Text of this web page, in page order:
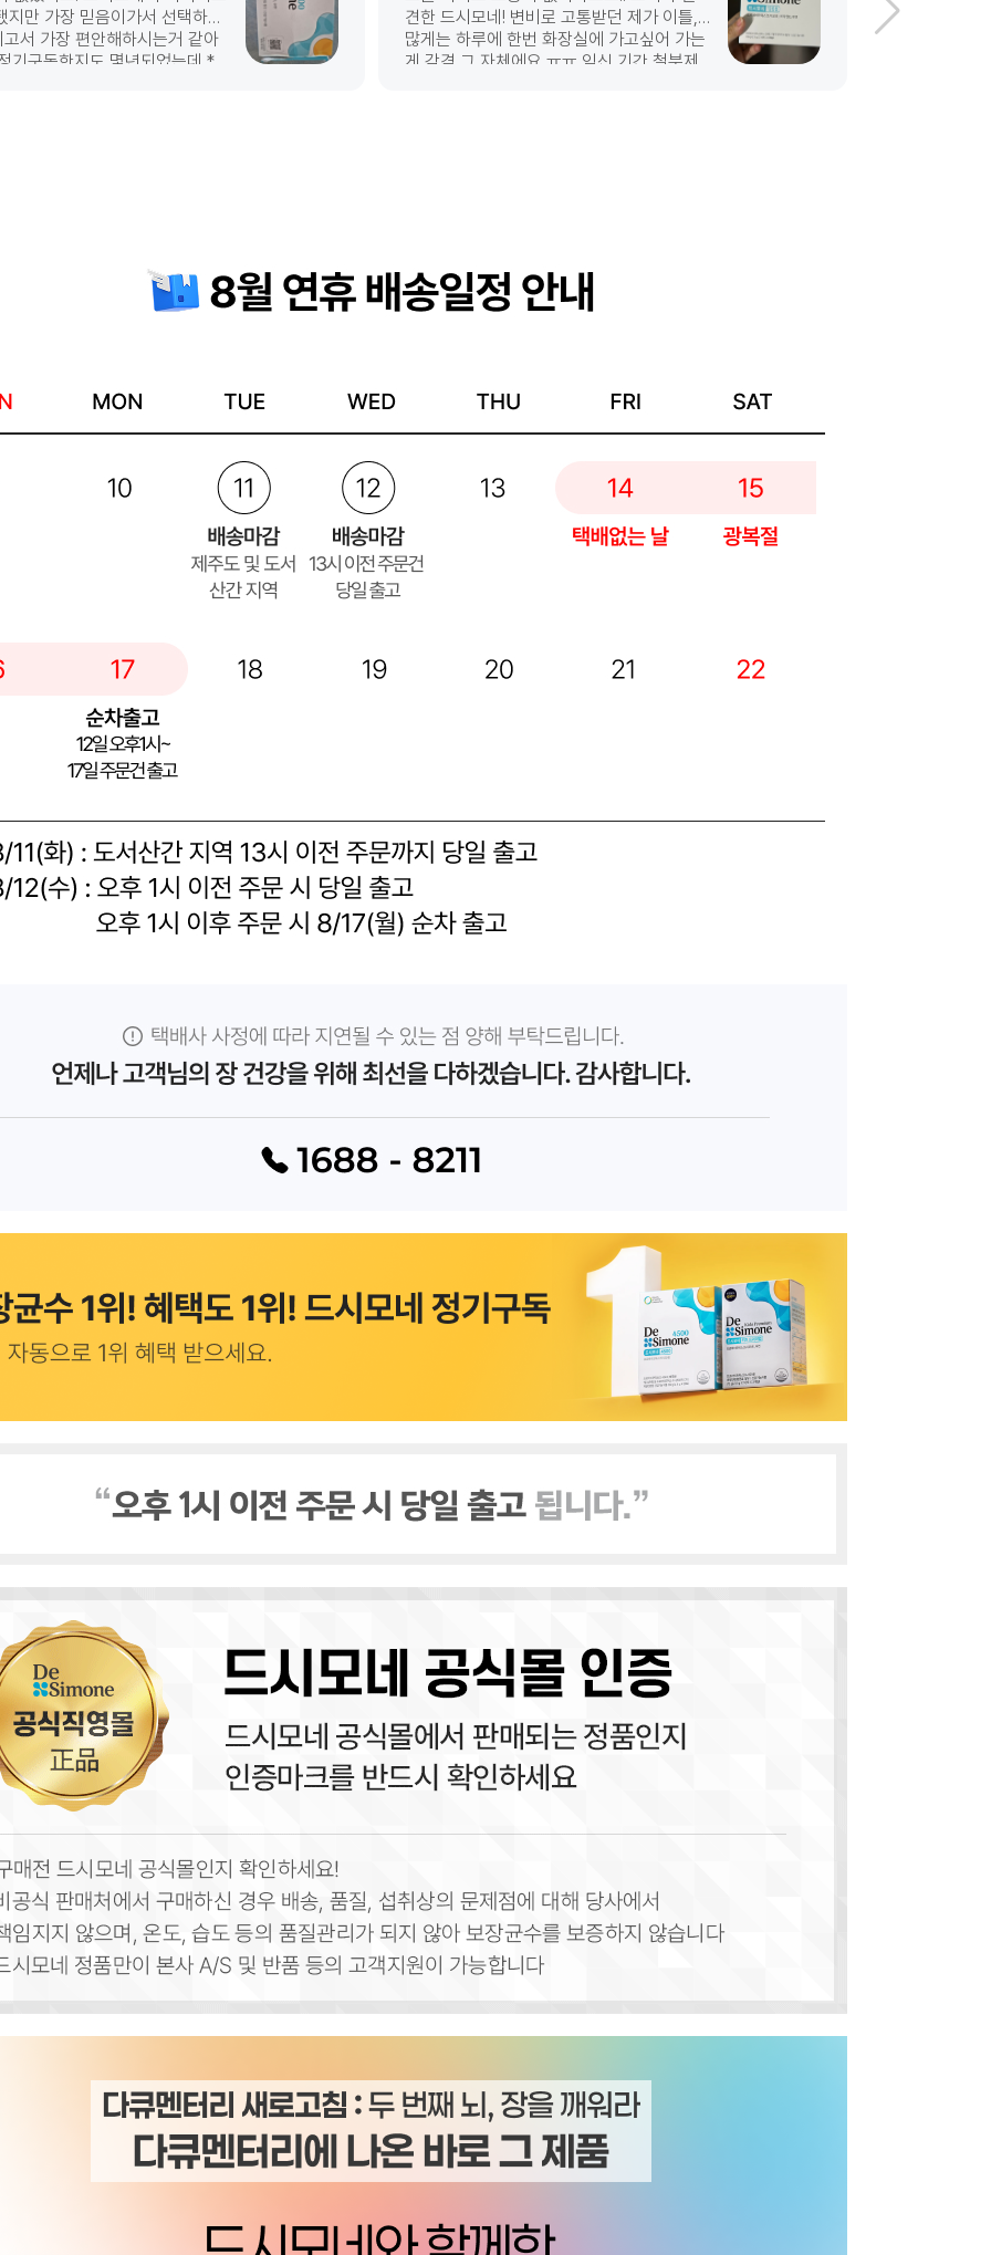
지만 가장 믿음이가서 선택하게
서 가장 편안해하시는거 같아
기구독한지도 몇년되었는데 *
견한 드시모네! 변비로 고통받던 제가 이틀,
많게는 하루에 한번 화장실에 가고싶어 가는
게 감격 그 자체에요 ㅠㅠ 임신 기간 철분제